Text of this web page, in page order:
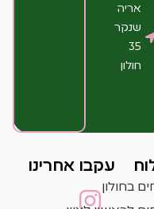
אריה
שנקר
35
חולון
בחולון
עקבו אחרינו